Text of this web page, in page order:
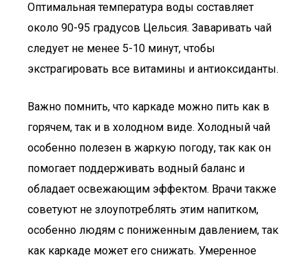
Оптимальная температура воды составляет
около 90-95 градусов Цельсия. Заваривать чай
следует не менее 5-10 минут, чтобы
экстрагировать все витамины и антиоксиданты.
Важно помнить, что каркаде можно пить как в
горячем, так и в холодном виде. Холодный чай
особенно полезен в жаркую погоду, так как он
помогает поддерживать водный баланс и
обладает освежающим эффектом. Врачи также
советуют не злоупотреблять этим напитком,
особенно людям с пониженным давлением, так
как каркаде может его снижать. Умеренное